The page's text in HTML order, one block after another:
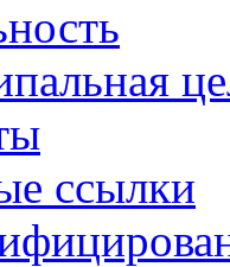
ссылки